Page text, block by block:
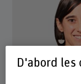
D'abord les